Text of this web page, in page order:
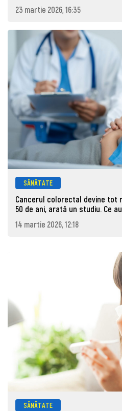
23 martie 2026, 16:35
SĂNĂTATE
Cancerul colorectal devine tot
50 de ani, arată un studiu. Ce
14 martie 2026, 12:18
SĂNĂTATE